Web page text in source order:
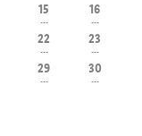
15
---
16
---
22
---
23
---
29
---
30
---